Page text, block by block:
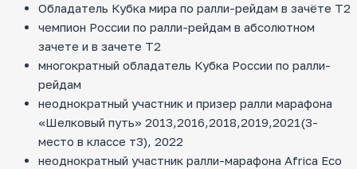
Обладатель Кубка мира по ралли-рейдам в зачёте Т2
чемпион России по ралли-рейдам в абсолютном
зачете и в зачете Т2
многократный обладатель Кубка России по ралли-
рейдам
неоднократный участник и призер ралли марафона
«Шелковый путь» 2013,2016,2018,2019,2021(3-
место в классе т3), 2022
неоднократный участник ралли-марафона Africa Eco